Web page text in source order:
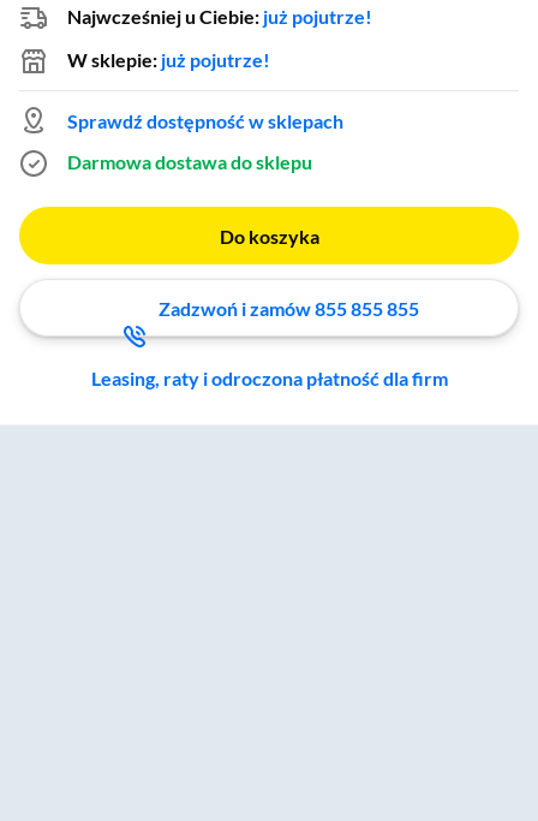
Najwcześniej u Ciebie: już pojutrze!
W sklepie: już pojutrze!
Sprawdź dostępność w sklepach
Darmowa dostawa do sklepu
Do koszyka
Zadzwoń i zamów 855 855 855
Leasing, raty i odroczona płatność dla firm